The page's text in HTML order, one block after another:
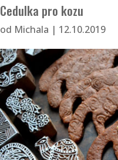
Cedulka pro kozu
od Michala | 12.10.2019